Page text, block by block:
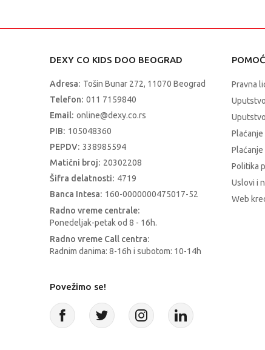
DEXY CO KIDS DOO BEOGRAD
Adresa: Tošin Bunar 272, 11070 Beograd
Telefon: 011 7159840
Email: online@dexy.co.rs
PIB: 105048360
PEPDV: 338985594
Matični broj: 20302208
Šifra delatnosti: 4719
Banca Intesa: 160-0000000475017-52
Radno vreme centrale:
Ponedeljak-petak od 8 - 16h.
Radno vreme Call centra:
Radnim danima: 8-16h i subotom: 10-14h
Pravna
Politika
Uslovi i
Web
Povežimo se!